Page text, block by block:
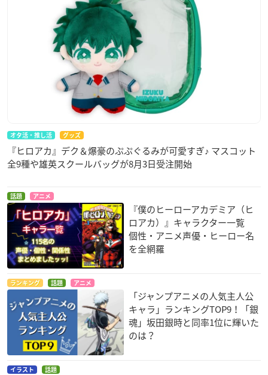
オタ活・推し活 グッズ
『ヒロアカ』デク＆爆豪のぷぷぐるみが可愛すぎ♪ マスコット
全9種や雄英スクールバッグが8月3日受注開始
話題 アニメ
『僕のヒーローアカデミア（ヒ
ロアカ）』キャラクター一覧
個性・アニメ声優・ヒーロー名
を全網羅
ランキング 話題 アニメ
「ジャンプアニメの人気主人公
キャラ」ランキングTOP9！「銀
魂」坂田銀時と同率1位に輝いた
のは？
イラスト 話題